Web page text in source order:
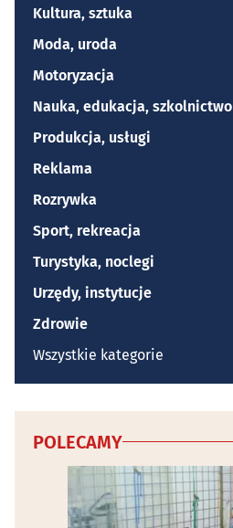
Kultura, sztuka
Moda, uroda
Motoryzacja
Nauka, edukacja, szkolnictwo
Produkcja, usługi
Reklama
Rozrywka
Sport, rekreacja
Turystyka, noclegi
Urzędy, instytucje
Zdrowie
Wszystkie kategorie
POLECAMY